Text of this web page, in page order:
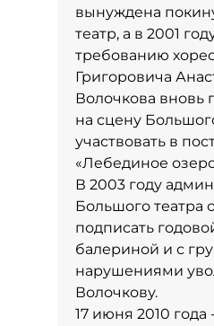
вынуждена
театр, а в 2001
требованию
Григоровича
Волочкова вновь
на сцену
участвовать в
«Лебединое
В 2003 году
Большого театра
подписать
балериной и с
нарушениями
Волочкову.
17 июня 2010 года